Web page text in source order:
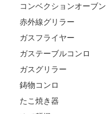
コンベクションオーブン
赤外線グリラー
ガスフライヤー
ガステーブルコンロ
ガスグリラー
鋳物コンロ
たこ焼き器